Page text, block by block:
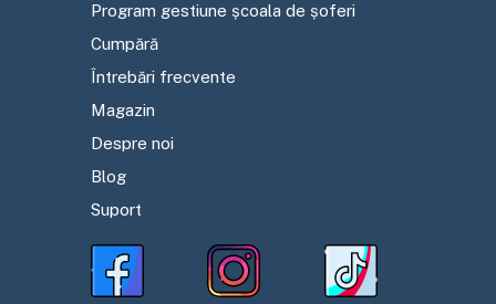
Program gestiune școala de șoferi
Cumpără
Întrebări frecvente
Magazin
Despre noi
Blog
Suport